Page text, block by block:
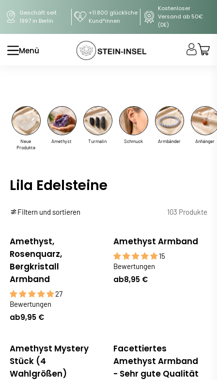
Geschäft seit
1997 in Berlin
+11.800 glückliche
Kund*innen
Kostenloser
Versand ab 50€
(DE)
Menü
Neue
Produkte
Amethyst Turmalin Schmuck Armbänder Anhänger
Lila Edelsteine
Filtern und sortieren 103 Produkte
Bestseller
Amethyst,
Rosenquarz,
Bergkristall
Armband
27
Bewertungen
ab9,95 €
Amethyst Armband
15
Bewertungen
ab8,95 €
Amethyst Mystery
Stück (4
Wahlgrößen)
Facettiertes
Amethyst Armband
- Sehr gute Qualität